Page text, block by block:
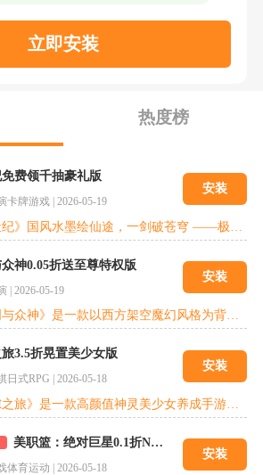
立即安装
热度榜
费领千抽豪礼版
卡牌游戏 2026-05-19
安装
神0.05折送至尊特权版
| 2026-05-19
安装
《文明与众神》是一款以西方架空魔幻风格为背景的即时战斗类手机网络游戏。在游戏中，玩家将扮演“救世团”成员，踏上寻找五位创世神像的征程。玩家将在游戏中一步步了解到这个世界的背景，自身之前的经历，通过寻求伙伴，强化武器提升自己，通过加入佣兵团获得大家的帮助，与此同时，玩家还可以通过自身或多人组队对世界中的邪恶发起征讨以获得更加强力的武器装备，除此之外，通过竞技场，佣兵之王，泳池派对等玩法还可以让玩家一
3.5折晃置美少女版
日式RPG 2026-05-18
安装
美职篮：绝对巨星0.1折NBA卡牌版
体育运动 | 2026-05-18
安装